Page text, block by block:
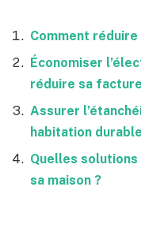
Comment réduire
Économiser
réduire sa facture
Assurer
habitation durable
Quelles
sa maison ?